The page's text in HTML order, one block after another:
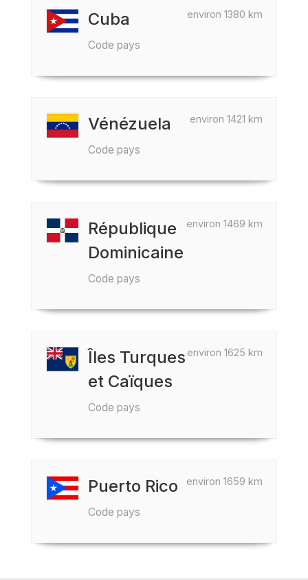
environ 1380 km
Cuba
Code pays
environ 1421 km
Vénézuela
Code pays
environ 1469 km
République
Dominicaine
Code pays
environ 1625 km
Îles Turques
et Caïques
Code pays
environ 1659 km
Puerto Rico
Code pays